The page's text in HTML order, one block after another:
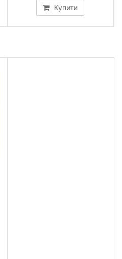
Купити